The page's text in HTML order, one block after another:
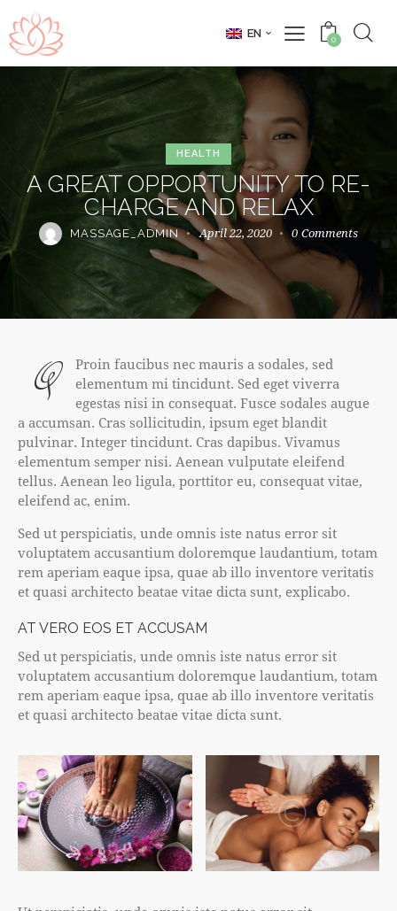
EN 0
HEALTH
A GREAT OPPORTUNITY TO RE-
CHARGE AND RELAX
MASSAGE_ADMIN April 22, 2020 0 Comments
Q
Proin faucibus nec mauris a sodales, sed
elementum mi tincidunt. Sed eget viverra
egestas nisi in consequat. Fusce sodales augue
a accumsan. Cras sollicitudin, ipsum eget blandit
pulvinar. Integer tincidunt. Cras dapibus. Vivamus
elementum semper nisi. Aenean vulputate eleifend
tellus. Aenean leo ligula, porttitor eu, consequat vitae,
eleifend ac, enim.
Sed ut perspiciatis, unde omnis iste natus error sit
voluptatem accusantium doloremque laudantium, totam
rem aperiam eaque ipsa, quae ab illo inventore veritatis
et quasi architecto beatae vitae dicta sunt, explicabo.
AT VERO EOS ET ACCUSAM
Sed ut perspiciatis, unde omnis iste natus error sit
voluptatem accusantium doloremque laudantium, totam
rem aperiam eaque ipsa, quae ab illo inventore veritatis
et quasi architecto beatae vitae dicta sunt.